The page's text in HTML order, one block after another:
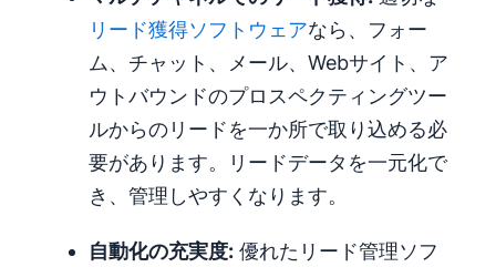
リード獲得ソフトウェアなら、フォー
ム、チャット、メール、Webサイト、ア
ウトバウンドのプロスペクティングツー
ルからのリードを一か所で取り込める必
要があります。リードデータを一元化で
き、管理しやすくなります。
自動化の充実度: 優れたリード管理ソフ